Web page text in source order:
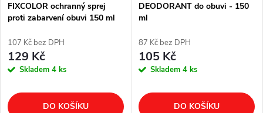
FIXCOLOR ochranný sprej
proti zabarvení obuvi 150 ml
107 Kč bez DPH
129 Kč
Skladem 4 ks
DO KOŠÍKU
DEODORANT do obuvi - 150
ml
87 Kč bez DPH
105 Kč
Skladem 4 ks
DO KOŠÍKU